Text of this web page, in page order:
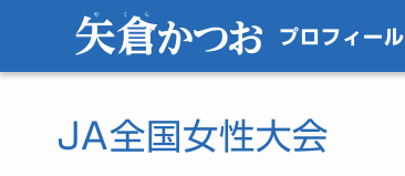
プロフィール
JA全国女性大会